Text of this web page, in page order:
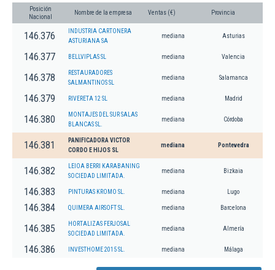
Posición
Nacional
Nombre de la empresa Ventas (€) Provincia
146.376
INDUSTRIA CARTONERA
ASTURIANA SA
mediana Asturias
146.377 BELLVIPLAS SL mediana Valencia
146.378
RESTAURADORES
SALMANTINOS SL
mediana Salamanca
146.379 RIVERETA 12 SL mediana Madrid
146.380
MONTAJES DEL SUR SALAS
BLANCAS SL.
mediana Córdoba
146.381
PANIFICADORA VICTOR
CORDO E HIJOS SL
mediana Pontevedra
146.382
LEIOA BERRI KARABANING
SOCIEDAD LIMITADA.
mediana Bizkaia
146.383 PINTURAS KROMO SL. mediana Lugo
146.384 QUIMERA AIRSOFT SL. mediana Barcelona
146.385
HORTALIZAS FERJOSAL
SOCIEDAD LIMITADA.
mediana Almería
146.386 INVESTHOME 2015 SL. mediana Málaga